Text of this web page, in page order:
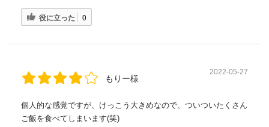
役に立った 0
もりー様
2022-05-27
個人的な感覚ですが、けっこう大きめなので、ついついたくさん
ご飯を食べてしまいます(笑)